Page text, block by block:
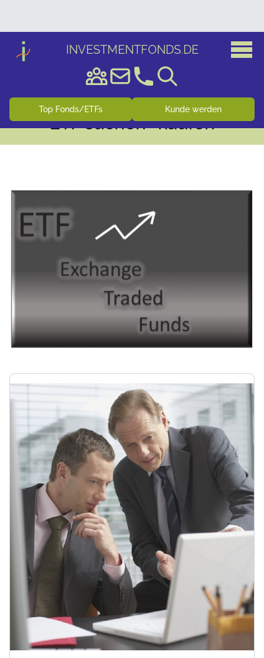
Top Fonds/ETFs Kunde werden
ETF suchen+ kaufen